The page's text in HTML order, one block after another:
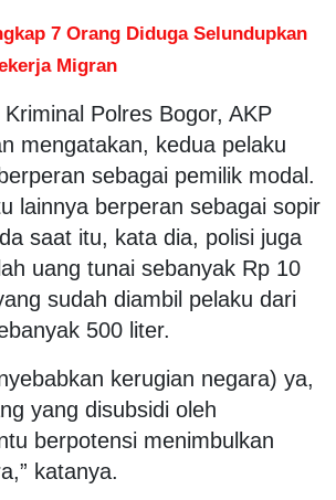
7 Orang Diduga Selundupkan
Migran
Polres Bogor, AKP
mengatakan, kedua pelaku
sebagai pemilik modal.
lainnya berperan sebagai sopir
saat itu, kata dia, polisi juga
uang tunai sebanyak Rp 10
sudah diambil pelaku dari
500 liter.
kerugian negara) ya,
yang disubsidi oleh
berpotensi menimbulkan
katanya.